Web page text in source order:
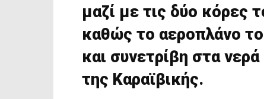
μαζί με τις δύο κόρες
καθώς το αεροπλάνο
και συνετρίβη στα
της Καραϊβικής.